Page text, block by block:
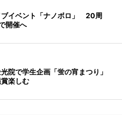
ブイベント「ナノボロ」 20周
開催へ
院で学生企画「蛍の宵まつり」
楽しむ